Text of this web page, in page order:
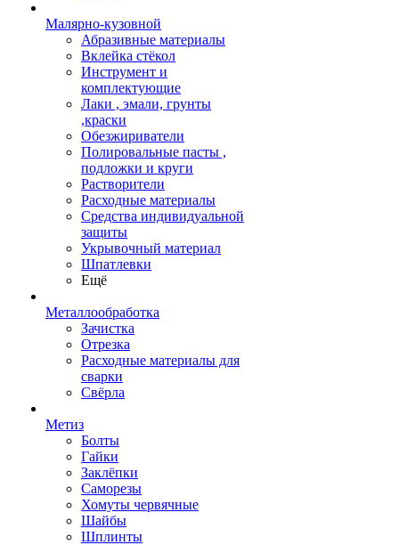
Малярно-кузовной
Абразивные материалы
Вклейка стёкол
Инструмент и
комплектующие
Лаки , эмали, грунты
,краски
Обезжириватели
Полировальные пасты ,
подложки и круги
Растворители
Расходные материалы
Средства индивидуальной
защиты
Укрывочный материал
Шпатлевки
Ещё
Металлообработка
Зачистка
Отрезка
Расходные материалы для
сварки
Свёрла
Метиз
Болты
Гайки
Заклёпки
Саморезы
Хомуты червячные
Шайбы
Шплинты